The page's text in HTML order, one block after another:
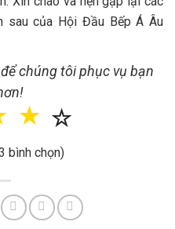
sau của Hội Đầu Bếp Á Âu
chúng tôi phục vụ bạn
☆
☆
bình chọn)